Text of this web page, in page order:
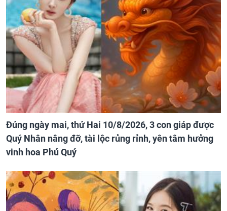
Đúng ngày mai, thứ Hai 10/8/2026, 3 con giáp được
Quý Nhân nâng đỡ, tài lộc rủng rỉnh, yên tâm hưởng
vinh hoa Phú Quý